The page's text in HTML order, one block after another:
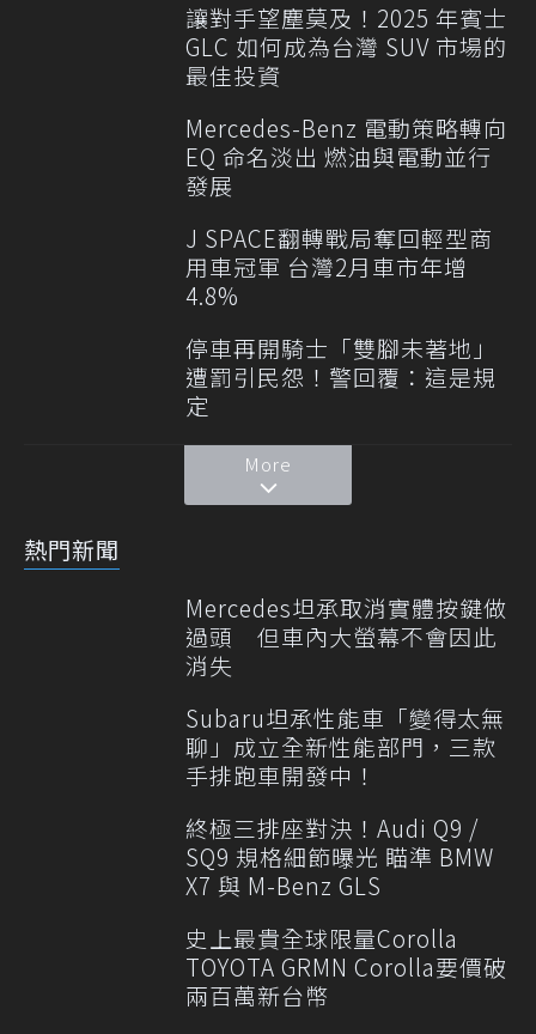
讓對手望塵莫及！2025 年賓士
GLC 如何成為台灣 SUV 市場的
最佳投資
Mercedes-Benz 電動策略轉向
EQ 命名淡出 燃油與電動並行
發展
J SPACE翻轉戰局奪回輕型商
用車冠軍 台灣2月車市年增
4.8%
停車再開騎士「雙腳未著地」
遭罰引民怨！警回覆：這是規
定
More
熱門新聞
Mercedes坦承取消實體按鍵做
過頭 但車內大螢幕不會因此
消失
Subaru坦承性能車「變得太無
聊」成立全新性能部門，三款
手排跑車開發中！
終極三排座對決！Audi Q9 /
SQ9 規格細節曝光 瞄準 BMW
X7 與 M-Benz GLS
史上最貴全球限量Corolla
TOYOTA GRMN Corolla要價破
兩百萬新台幣